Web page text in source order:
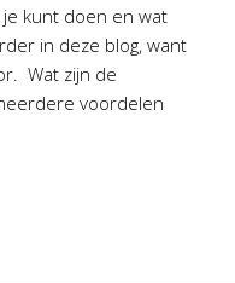
kunt doen en wat
in deze blog, want
Wat zijn de
voordelen